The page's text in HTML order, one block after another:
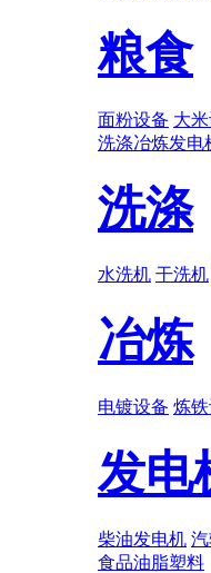
粮食
面粉设备 大
洗涤冶炼发电
洗涤
水洗机 干洗机
冶炼
电镀设备 炼
发电
柴油发电机
食品油脂塑料